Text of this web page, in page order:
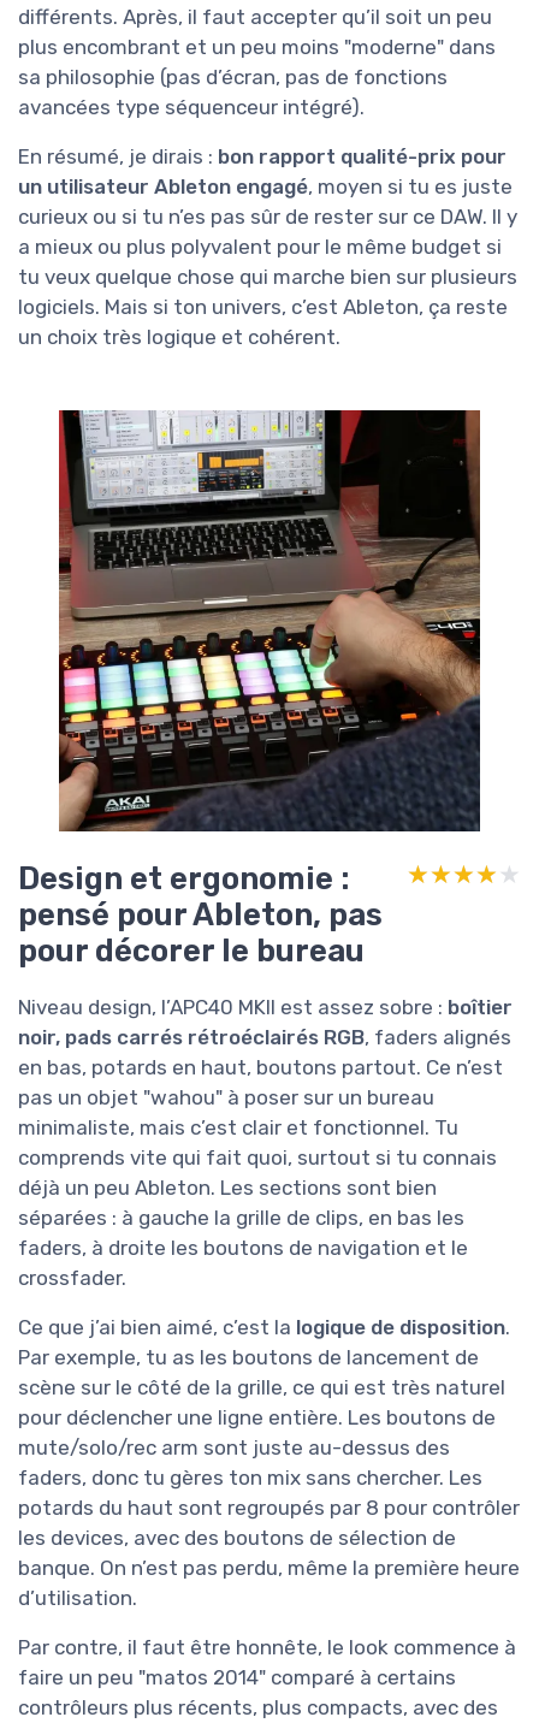
différents. Après, il faut accepter qu’il soit un peu
plus encombrant et un peu moins "moderne" dans
sa philosophie (pas d’écran, pas de fonctions
avancées type séquenceur intégré).
En résumé, je dirais : bon rapport qualité-prix pour
un utilisateur Ableton engagé, moyen si tu es juste
curieux ou si tu n’es pas sûr de rester sur ce DAW. Il y
a mieux ou plus polyvalent pour le même budget si
tu veux quelque chose qui marche bien sur plusieurs
logiciels. Mais si ton univers, c’est Ableton, ça reste
un choix très logique et cohérent.
Design et ergonomie :
pensé pour Ableton, pas
pour décorer le bureau
★★★★★
★★★★★
Niveau design, l’APC40 MKII est assez sobre : boîtier
noir, pads carrés rétroéclairés RGB, faders alignés
en bas, potards en haut, boutons partout. Ce n’est
pas un objet "wahou" à poser sur un bureau
minimaliste, mais c’est clair et fonctionnel. Tu
comprends vite qui fait quoi, surtout si tu connais
déjà un peu Ableton. Les sections sont bien
séparées : à gauche la grille de clips, en bas les
faders, à droite les boutons de navigation et le
crossfader.
Ce que j’ai bien aimé, c’est la logique de disposition.
Par exemple, tu as les boutons de lancement de
scène sur le côté de la grille, ce qui est très naturel
pour déclencher une ligne entière. Les boutons de
mute/solo/rec arm sont juste au-dessus des
faders, donc tu gères ton mix sans chercher. Les
potards du haut sont regroupés par 8 pour contrôler
les devices, avec des boutons de sélection de
banque. On n’est pas perdu, même la première heure
d’utilisation.
Par contre, il faut être honnête, le look commence à
faire un peu "matos 2014" comparé à certains
contrôleurs plus récents, plus compacts, avec des